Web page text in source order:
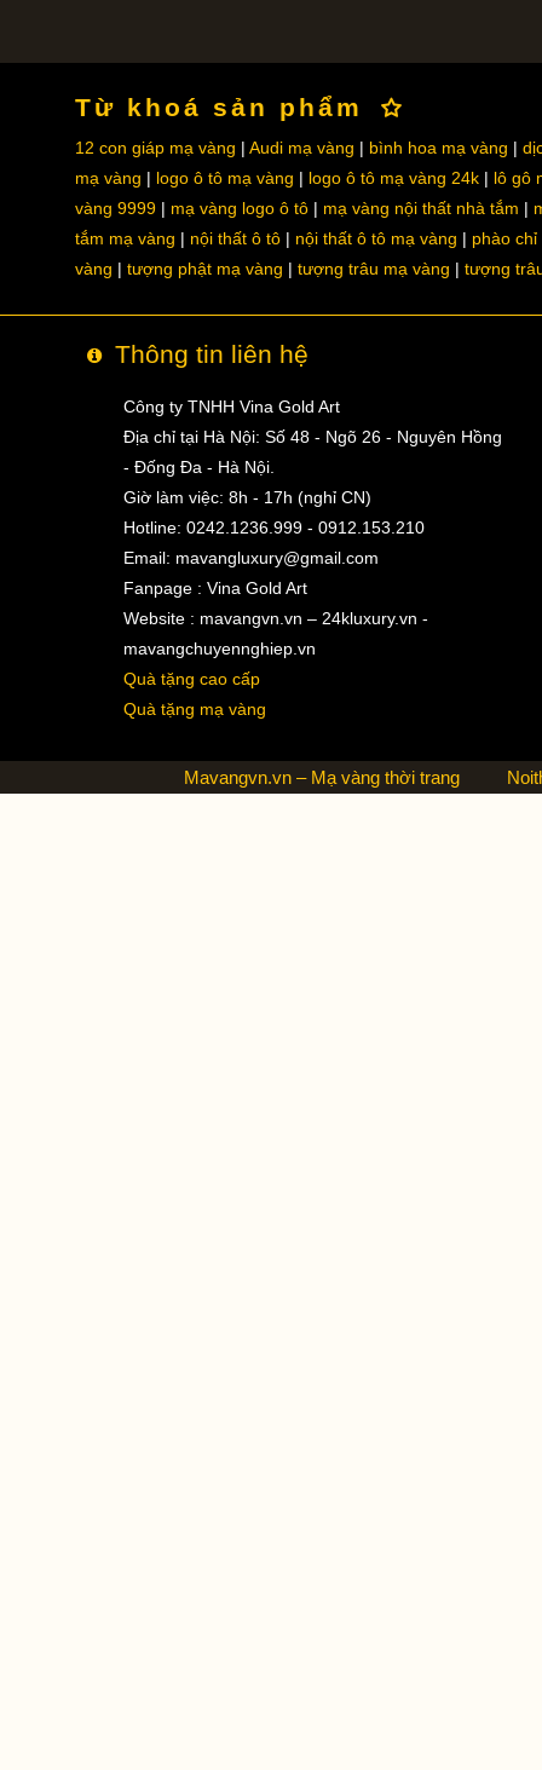
Từ khoá sản phẩm
12 con giáp mạ vàng Audi mạ vàng bình hoa mạ vàng
mạ vàng
logo ô tô mạ vàng logo ô tô mạ vàng 24k
lô gô
vàng 9999
mạ vàng logo ô tô mạ vàng nội thất nhà tắm
tắm mạ vàng
nội thất ô tô nội thất ô tô mạ vàng
phào chỉ
vàng
tượng phật mạ vàng tượng trâu mạ vàng tượng
Thông tin liên hệ
Công ty TNHH Vina Gold Art
Địa chỉ tại Hà Nội: Số 48 - Ngõ 26 - Nguyên Hồng
- Đống Đa - Hà Nội.
Giờ làm việc: 8h - 17h (nghỉ CN)
Hotline: 0242.1236.999 - 0912.153.210
Email: mavangluxury@gmail.com
Fanpage : Vina Gold Art
Website : mavangvn.vn – 24kluxury.vn -
mavangchuyennghiep.vn
Quà tặng cao cấp
Quà tặng mạ vàng
Mavangvn.vn – Mạ vàng thời trang